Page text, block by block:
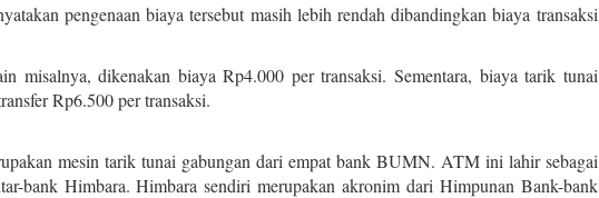
pengenaan biaya tersebut masih lebih rendah dibandingkan biaya transaksi
misalnya, dikenakan biaya Rp4.000 per transaksi. Sementara, biaya tarik tunai
Rp6.500 per transaksi.
mesin tarik tunai gabungan dari empat bank BUMN. ATM ini lahir sebagai
bank Himbara. Himbara sendiri merupakan akronim dari Himpunan Bank-bank